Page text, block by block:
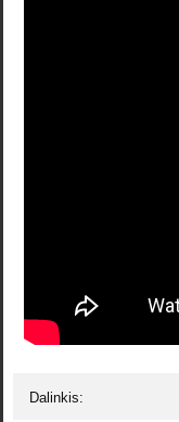
Dalinkis: